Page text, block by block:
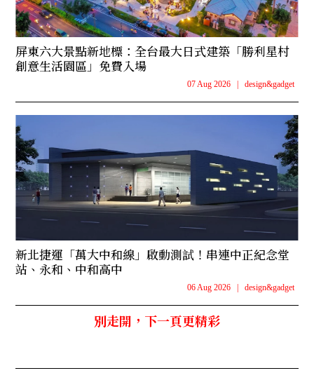
屏東六大景點新地標：全台最大日式建築「勝利星村
創意生活園區」免費入場
07 Aug 2026 design&gadget
新北捷運「萬大中和線」啟動測試！串連中正紀念堂
站、永和、中和高中
06 Aug 2026 design&gadget
別走開，下一頁更精彩